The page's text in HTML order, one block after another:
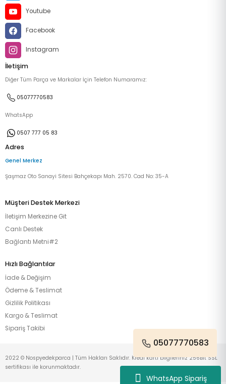
WhatsApp Sipariş
Youtube
Facebook
Instagram
İletişim
Diğer Tüm Parça ve Markalar İçin Telefon Numaramız:
05077770583
WhatsApp
0507 777 05 83
Adres
Genel Merkez
Şaşmaz Oto Sanayi Sitesi Bahçekapı Mah. 2570. Cad No: 35-A
Müşteri Destek Merkezi
İletişim Merkezine Git
Canlı Destek
Bağlantı Metni#2
Hızlı Bağlantılar
İade & Değişim
Ödeme & Teslimat
Gizlilik Politikası
Kargo & Teslimat
Sipariş Takibi
05077770583
2022 © Nospyedekparca | Tüm Hakları Saklıdır. Kredi kartı bilgileriniz 256Bit SSL
sertifikası ile korunmaktadır.